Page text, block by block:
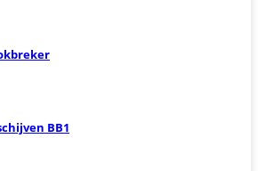
BB1